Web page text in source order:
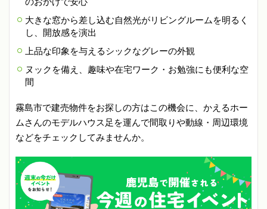
大きな窓から差し込む自然光がリビングルームを明るく
し、開放感を演出
上品な印象を与えるシックなグレーの外観
ヌックを備え、趣味や在宅ワーク・お勉強にも便利な空
間
霧島市で建売物件をお探しの方はこの機会に、かえるホー
ムさんのモデルハウス足を運んで間取りや動線・周辺環境
などをチェックしてみませんか。